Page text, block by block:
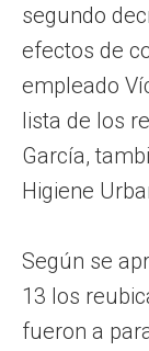
segundo
efectos de
empleado
lista de los
García,
Higiene
Según se
13 los
fueron a